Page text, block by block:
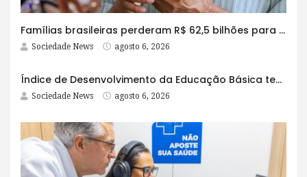
Famílias brasileiras perderam R$ 62,5 bilhões para bets em 2025
Sociedade News agosto 6, 2026
Índice de Desenvolvimento da Educação Básica tem elevação em todas as etapas
Sociedade News agosto 6, 2026